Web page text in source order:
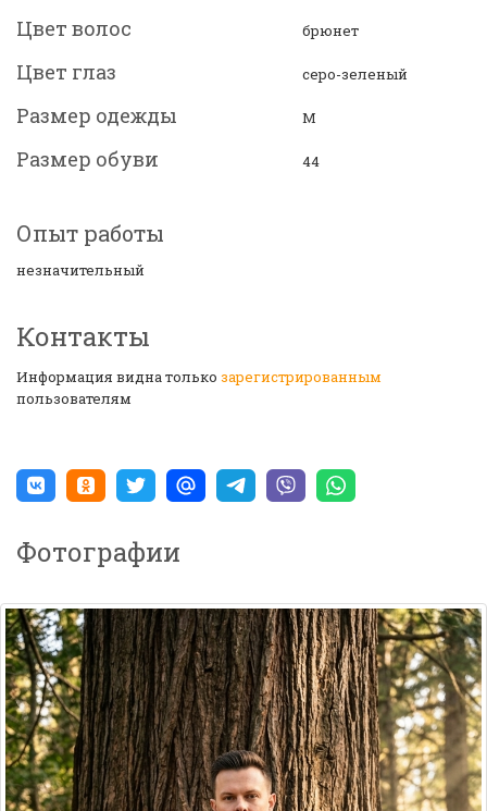
Цвет волос брюнет
Цвет глаз серо-зеленый
Размер одежды М
Размер обуви 44
Опыт работы
незначительный
Контакты
Информация видна только зарегистрированным
пользователям
Фотографии